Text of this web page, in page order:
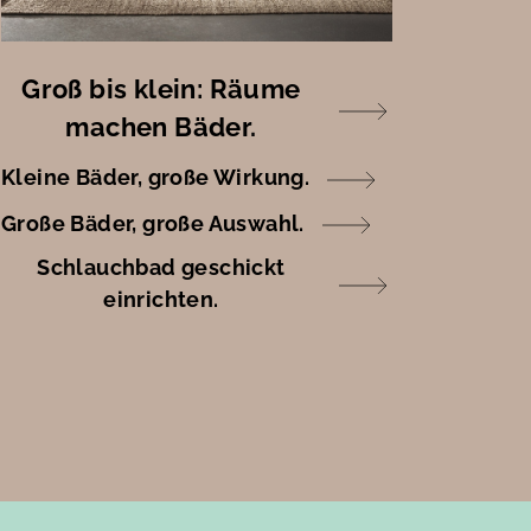
Groß bis klein: Räume
machen Bäder.
Kleine Bäder, große Wirkung.
Große Bäder, große Auswahl.
Schlauchbad geschickt
einrichten.